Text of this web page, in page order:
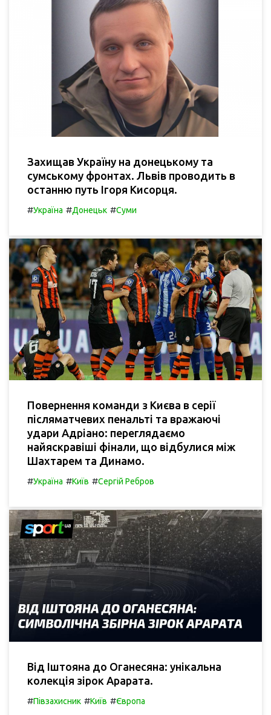
Захищав Україну на донецькому та
сумському фронтах. Львів проводить в
останню путь Ігоря Кисорця.
#Україна #Донецьк #Суми
Повернення команди з Києва в серії
післяматчевих пенальті та вражаючі
удари Адріано: переглядаємо
найяскравіші фінали, що відбулися між
Шахтарем та Динамо.
#Україна #Київ #Сергій Ребров
Від Іштояна до Оганесяна: унікальна
колекція зірок Арарата.
#Півзахисник #Київ #Європа